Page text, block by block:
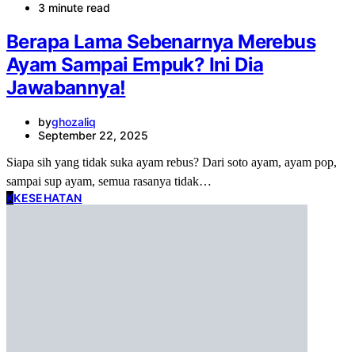
3 minute read
Berapa Lama Sebenarnya Merebus
Ayam Sampai Empuk? Ini Dia
Jawabannya!
byghozaliq
September 22, 2025
Siapa sih yang tidak suka ayam rebus? Dari soto ayam, ayam pop,
sampai sup ayam, semua rasanya tidak…
KKESEHATAN